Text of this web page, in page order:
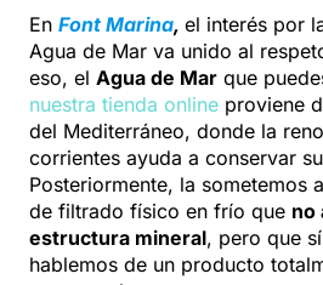
En Font Marina, el interés por
Agua de Mar va unido al
eso, el Agua de Mar que
nuestra tienda online proviene
del Mediterráneo, donde la
corrientes ayuda a conservar
Posteriormente, la sometemos
de filtrado físico en frío que no
estructura mineral, pero que
hablemos de un producto